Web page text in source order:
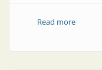
Read moreabout